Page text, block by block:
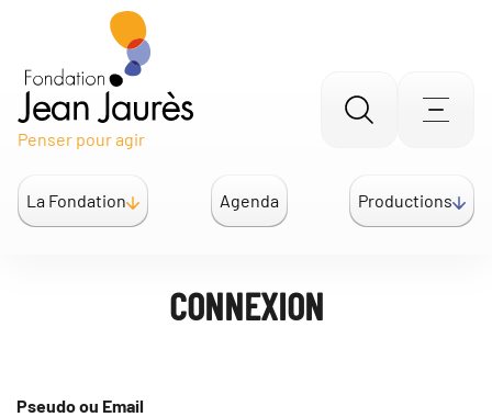
Gestion des traceurs
Penser pour agir
Aller
la
recherche
La Fondation Agenda Productions
CONNEXION
Pseudo ou Email